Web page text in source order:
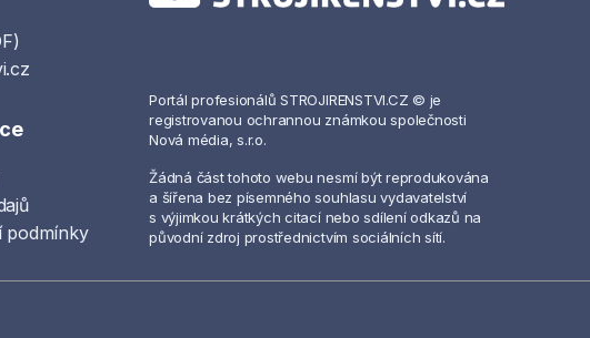
podmínky
Portál profesionálů STROJIRENSTVI.CZ © je
registrovanou ochrannou známkou společnosti
Nová média, s.r.o.
Žádná část tohoto webu nesmí být reprodukována
a šířena bez písemného souhlasu vydavatelství
s výjimkou krátkých citací nebo sdílení odkazů na
původní zdroj prostřednictvím sociálních sítí.